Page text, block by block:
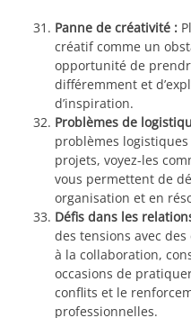
Panne de créativité :
créatif comme un
opportunité de
différemment et
d’inspiration.
Problèmes de
problèmes
projets, voyez-les
vous permettent de
organisation et en
Défis dans les
des tensions avec
à la collaboration,
occasions de
conflits et le
professionnelles.